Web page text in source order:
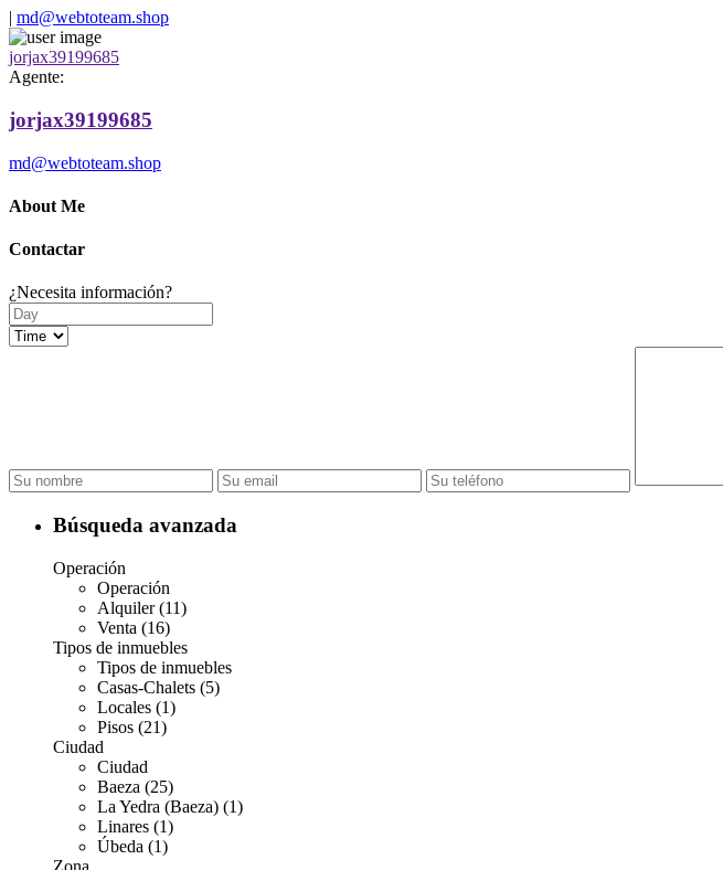
| md@webtoteam.shop
jorjax39199685
Agente:
jorjax39199685
md@webtoteam.shop
About Me
Contactar
¿Necesita información?
Búsqueda avanzada
Operación
Operación
Alquiler (11)
Venta (16)
Tipos de inmuebles
Tipos de inmuebles
Casas-Chalets (5)
Locales (1)
Pisos (21)
Ciudad
Ciudad
Baeza (25)
La Yedra (Baeza) (1)
Linares (1)
Úbeda (1)
Zona